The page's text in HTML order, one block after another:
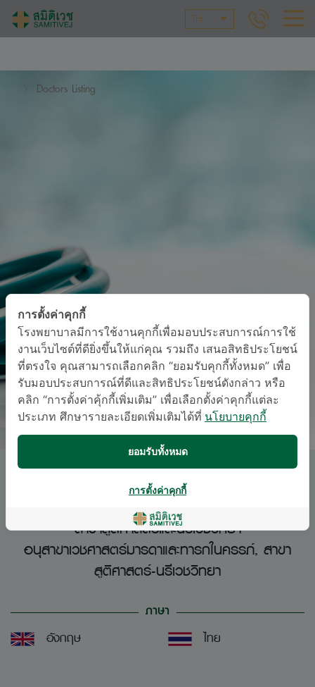
TH
Doctors Listing
นพ. ปรุฬห์ สนุ่นรัตน์
สาขาสูติศาสตร์และนรีเวชวิทยา
อนุสาขาเวชศาสตร์มารดาและทารกในครรภ์, สาขา
สูติศาสตร์-นรีเวชวิทยา
ภาษา
อังกฤษ
ไทย
การตั้งค่าคุกกี้
โรงพยาบาลมีการใช้งานคุกกี้เพื่อมอบประสบการณ์การใช้
งานเว็บไซต์ที่ดียิ่งขึ้นให้แก่คุณ รวมถึง เสนอสิทธิประโยชน์
ที่ตรงใจ คุณสามารถเลือกคลิก “ยอมรับคุกกี้ทั้งหมด” เพื่อ
รับมอบประสบการณ์ที่ดีและสิทธิประโยชน์ดังกล่าว หรือ
คลิก “การตั้งค่าคุ้กกี้เพิ่มเติม” เพื่อเลือกตั้งค่าคุกกี้แต่ละ
ประเภท ศึกษารายละเอียดเพิ่มเติมได้ที่ นโยบายคุกกี้
ยอมรับทั้งหมด
การตั้งค่าคุกกี้